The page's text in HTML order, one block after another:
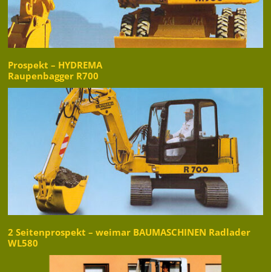
Prospekt – HYDREMA
Raupenbagger R700
2 Seitenprospekt – weimar BAUMASCHINEN Radlader
WL580